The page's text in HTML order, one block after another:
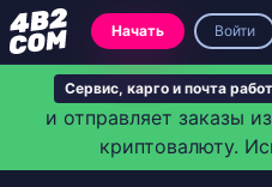
Сервис, карго и почта
и отправляет заказы
криптовалюту.
Начать Войти